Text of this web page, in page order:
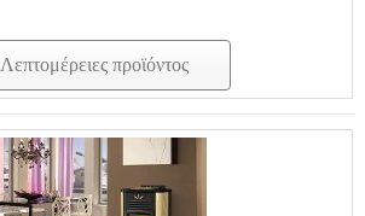
Λεπτομέρειες προϊόντος